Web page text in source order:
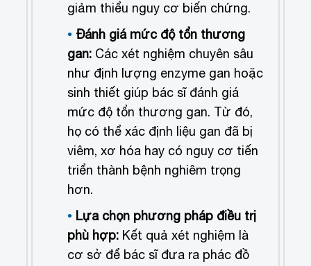
giảm thiểu nguy cơ biến chứng.
Đánh giá mức độ tổn thương
gan: Các xét nghiệm chuyên sâu
như định lượng enzyme gan hoặc
sinh thiết giúp bác sĩ đánh giá
mức độ tổn thương gan. Từ đó,
họ có thể xác định liệu gan đã bị
viêm, xơ hóa hay có nguy cơ tiến
triển thành bệnh nghiêm trọng
hơn.
Lựa chọn phương pháp điều trị
phù hợp: Kết quả xét nghiệm là
cơ sở để bác sĩ đưa ra phác đồ